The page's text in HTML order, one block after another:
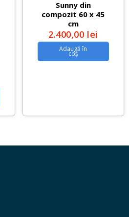
Sunny din
compozit 60 x 45
cm
2.400,00 lei
Adaugă în
coș